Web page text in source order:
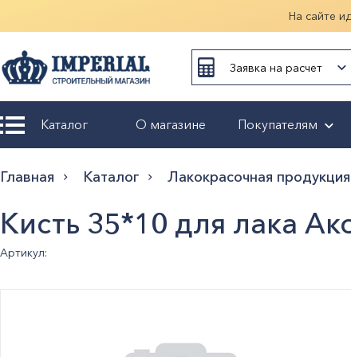
На сайте
Заявка на расчет
Каталог О магазине Покупателям
обмен
Гарантия
Главная Каталог Лакокрасочная продукция
Кисть 35*10 для лака
Артикул: